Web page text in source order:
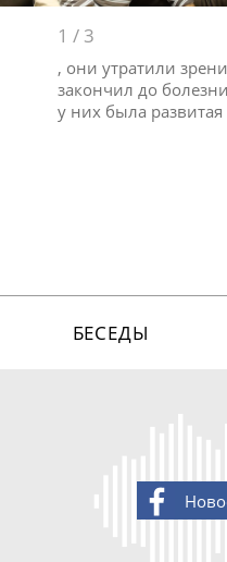
1 / 3
, они утратили
закончил до
у них была
БЕСЕДЫ